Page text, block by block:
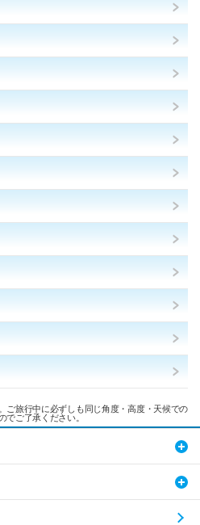
旅行中に必ずしも同じ角度・高度・天候での
でご了承ください。